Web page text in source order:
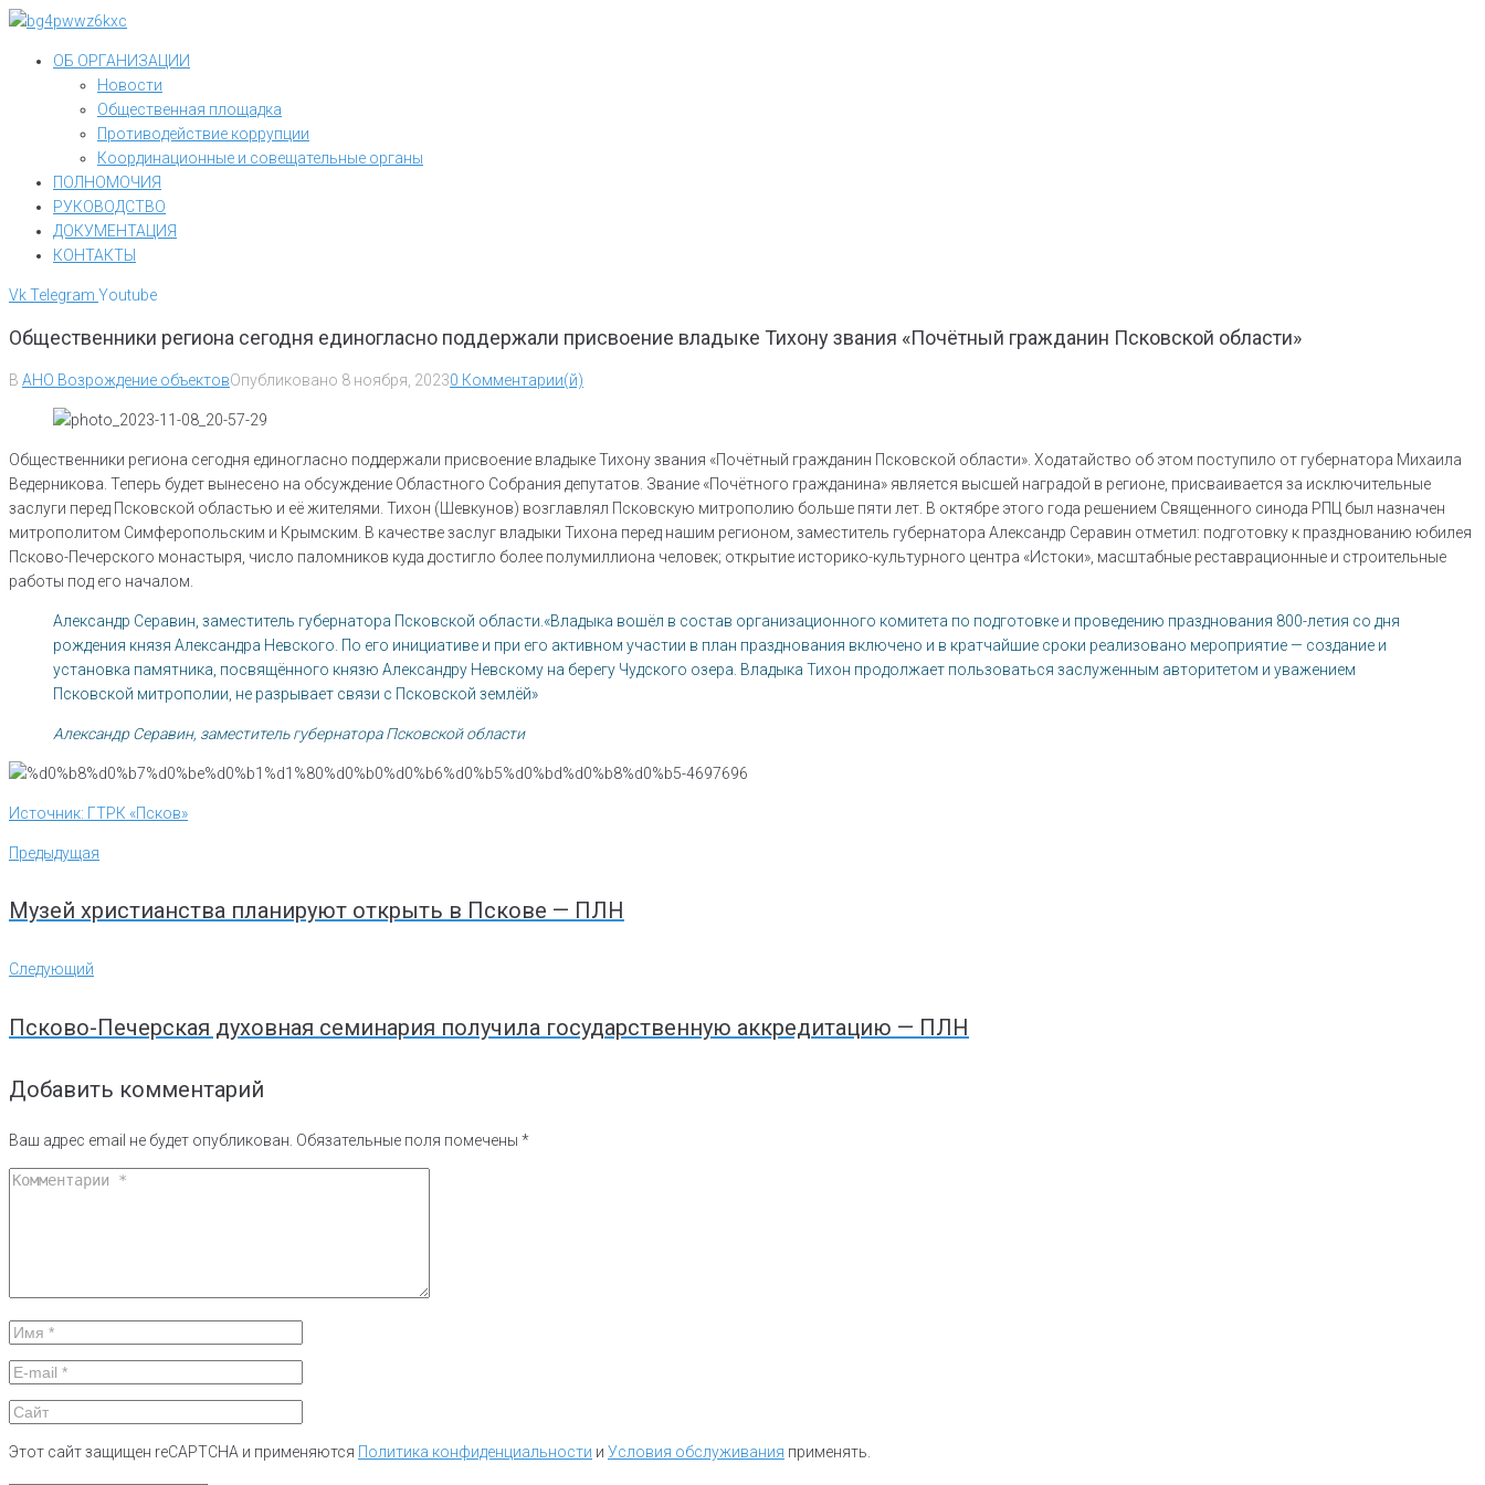
Перейти
контентуОБ ОРГАНИЗАЦИИ
Новости
Общественная площадка
Противодействие коррупции
Координационные и совещательные органы
ПОЛНОМОЧИЯ
РУКОВОДСТВО
ДОКУМЕНТАЦИЯ
КОНТАКТЫ
VkTelegram Youtube
Общественники региона сегодня единогласно поддержали присвоение владыке Тихону звания «Почётный гражданин Псковской области»
В АНО Возрождение объектовОпубликовано 8 ноября, 20230 Комментарии(й)
Общественники региона сегодня единогласно поддержали присвоение владыке Тихону звания «Почётный гражданин Псковской области». Ходатайство об этом поступило от губернатора Михаила
Ведерникова. Теперь будет вынесено на обсуждение Областного Собрания депутатов. Звание «Почётного гражданина» является высшей наградой в регионе, присваивается за исключительные
заслуги перед Псковской областью и её жителями. Тихон (Шевкунов) возглавлял Псковскую митрополию больше пяти лет. В октябре этого года решением Священного синода РПЦ был назначен
митрополитом Симферопольским и Крымским. В качестве заслуг владыки Тихона перед нашим регионом, заместитель губернатора Александр Серавин отметил: подготовку к празднованию юбилея
Псково-Печерского монастыря, число паломников куда достигло более полумиллиона человек; открытие историко-культурного центра «Истоки», масштабные реставрационные и строительные
работы под его началом.
Александр Серавин, заместитель губернатора Псковской области.«Владыка вошёл в состав организационного комитета по подготовке и проведению празднования 800-летия со дня
рождения князя Александра Невского. По его инициативе и при его активном участии в план празднования включено и в кратчайшие сроки реализовано мероприятие — создание и
установка памятника, посвящённого князю Александру Невскому на берегу Чудского озера. Владыка Тихон продолжает пользоваться заслуженным авторитетом и уважением
Псковской митрополии, не разрывает связи с Псковской землёй»
Александр Серавин, заместитель губернатора Псковской области
Источник: ГТРК «Псков»
Навигация
записям
Предыдущая
Предыдущая
Музей христианства планируют открыть в Пскове — ПЛН
Следующий
Следующий
Псково-Печерская духовная семинария получила государственную аккредитацию — ПЛН
Добавить комментарий
Ваш адрес email не будет опубликован. Обязательные поля помечены *
Этот сайт защищен reCAPTCHA и применяются Политика конфиденциальности и Условия обслуживания применять.